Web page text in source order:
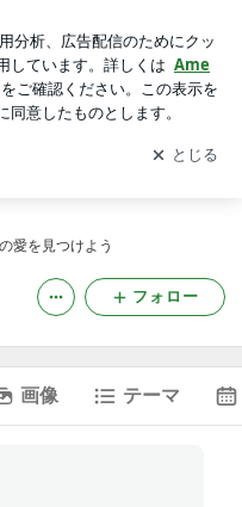
新通知
を受け取りまし
開く
愛を見つけよう
フォロー
画像 テーマ